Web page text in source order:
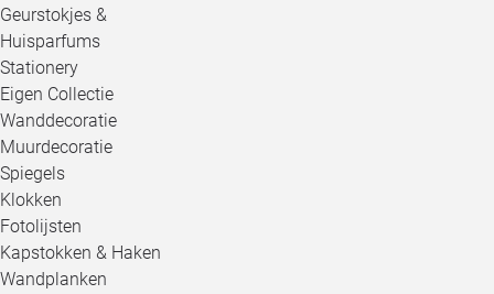
Geurstokjes &
Huisparfums
Stationery
Eigen Collectie
Wanddecoratie
Muurdecoratie
Spiegels
Klokken
Fotolijsten
Kapstokken & Haken
Wandplanken